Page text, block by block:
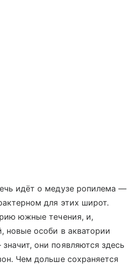
идёт о медузе ропилема —
для этих широт.
южные течения, и,
новые особи в акватории
они появляются здесь
Чем дольше сохраняется